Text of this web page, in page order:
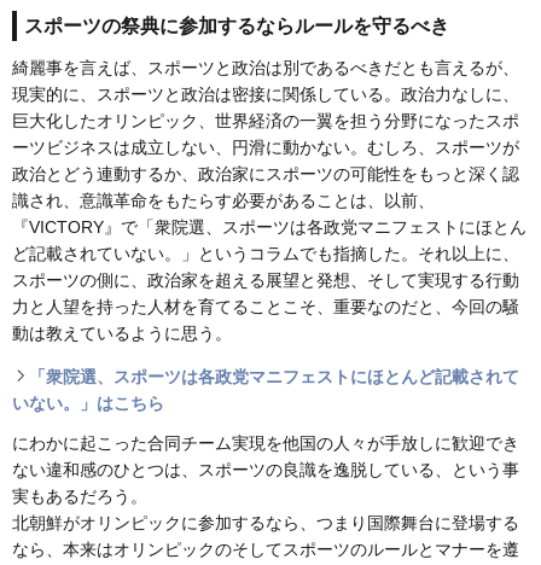
スポーツの祭典に参加するならルールを守るべき
綺麗事を言えば、スポーツと政治は別であるべきだとも言えるが、
現実的に、スポーツと政治は密接に関係している。政治力なしに、
巨大化したオリンピック、世界経済の一翼を担う分野になったスポ
ーツビジネスは成立しない、円滑に動かない。むしろ、スポーツが
政治とどう連動するか、政治家にスポーツの可能性をもっと深く認
識され、意識革命をもたらす必要があることは、以前、
『VICTORY』で「衆院選、スポーツは各政党マニフェストにほとん
ど記載されていない。」というコラムでも指摘した。それ以上に、
スポーツの側に、政治家を超える展望と発想、そして実現する行動
力と人望を持った人材を育てることこそ、重要なのだと、今回の騒
動は教えているように思う。
「衆院選、スポーツは各政党マニフェストにほとんど記載されて
いない。」はこちら
にわかに起こった合同チーム実現を他国の人々が手放しに歓迎でき
ない違和感のひとつは、スポーツの良識を逸脱している、という事
実もあるだろう。
北朝鮮がオリンピックに参加するなら、つまり国際舞台に登場する
なら、本来はオリンピックのそしてスポーツのルールとマナーを遵